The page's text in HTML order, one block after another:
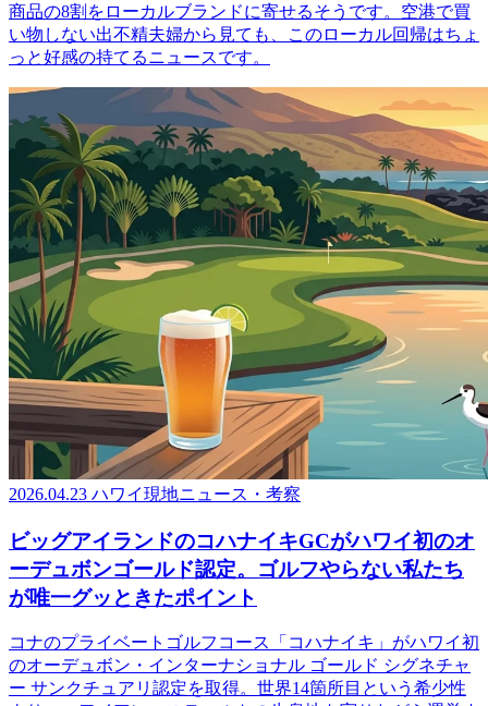
商品の8割をローカルブランドに寄せるそうです。空港で買
い物しない出不精夫婦から見ても、このローカル回帰はちょ
っと好感の持てるニュースです。
2026.04.23 ハワイ現地ニュース・考察
ビッグアイランドのコハナイキGCがハワイ初のオ
ーデュボンゴールド認定。ゴルフやらない私たち
が唯一グッときたポイント
コナのプライベートゴルフコース「コハナイキ」がハワイ初
のオーデュボン・インターナショナル ゴールド シグネチャ
ー サンクチュアリ認定を取得。世界14箇所目という希少性